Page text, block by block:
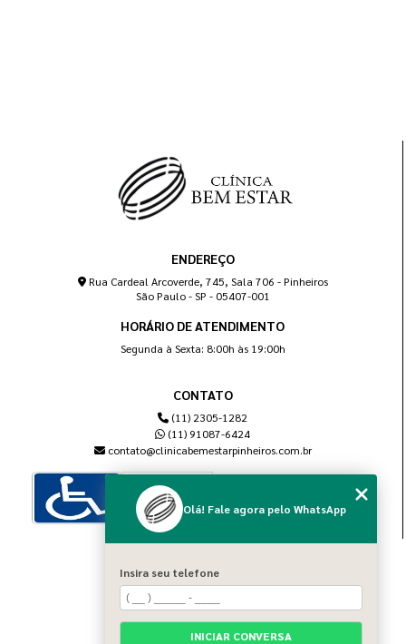
ENDEREÇO
Rua Cardeal Arcoverde, 745, Sala 706 - Pinheiros
São Paulo - SP - 05407-001
HORÁRIO DE ATENDIMENTO
Segunda à Sexta: 8:00h às 19:00h
CONTATO
(11) 2305-1282
(11) 91087-6424
contato@clinicabemestarpinheiros.com.br
Home
Sobre nós
Blog
Serviços
Olá! Fale agora pelo WhatsApp
Insira seu telefone
INICIAR CONVERSA